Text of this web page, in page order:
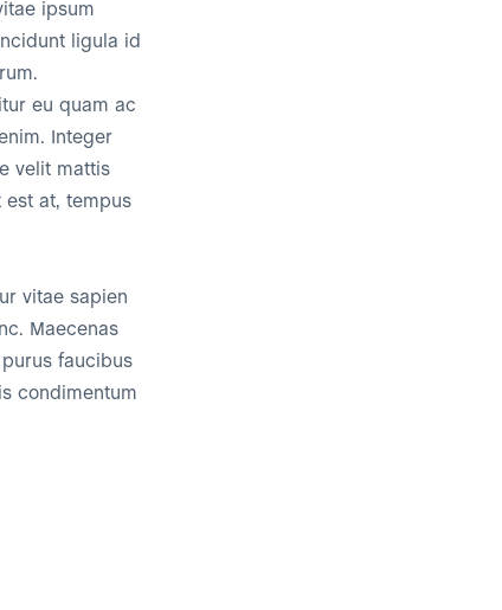
ipsum
ligula id
eu quam ac
Integer
velit mattis
est at, tempus
vitae sapien
Maecenas
faucibus
condimentum